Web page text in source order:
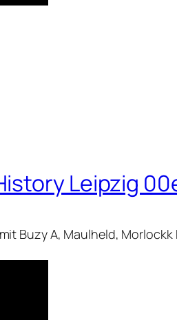
Leipzig
Buzy A, Maulheld,